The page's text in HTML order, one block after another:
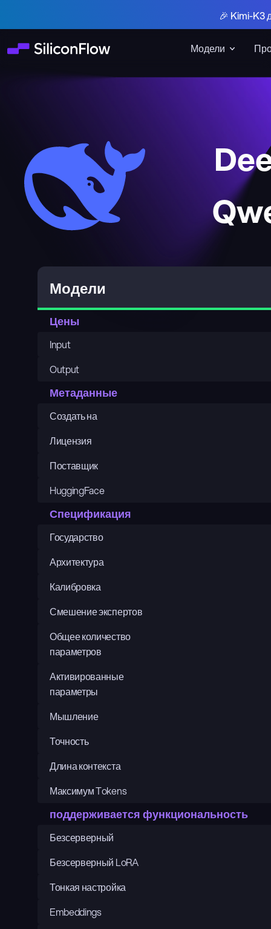
Модели
🎉 Kimi-K3
Модели
Цены
Input
Output
Метаданные
Создать на
Лицензия
Поставщик
HuggingFace
Спецификация
Государство
Архитектура
Калибровка
Смешение экспертов
Общее количество
параметров
Активированные
параметры
Мышление
Точность
Длина контекста
Максимум Tokens
поддерживается функциональность
Безсерверный
Безсерверный LoRA
Тонкая настройка
Embeddings